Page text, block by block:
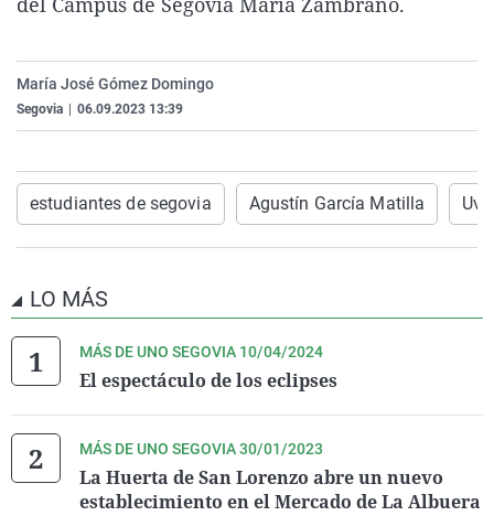
La rosa de los vientos
Gente viajera
Caso
Retornados
Operación Viuda
Extremadura
Galicia
Navarra
País Vasco
Virales
Televisión
María José Gómez Domingo
Segovia 06.09.2023 13:39
estudiantes de segovia Agustín García Matilla Uva
LO MÁS
MÁS DE UNO SEGOVIA 10/04/2024
El espectáculo de los eclipses
MÁS DE UNO SEGOVIA 30/01/2023
La Huerta de San Lorenzo abre un nuevo
establecimiento en el Mercado de La Albuera